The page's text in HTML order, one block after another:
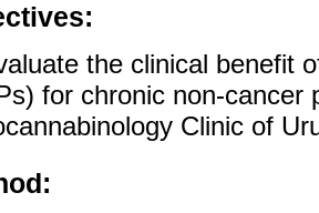
the clinical benefit
for chronic non-cancer
Clinic of